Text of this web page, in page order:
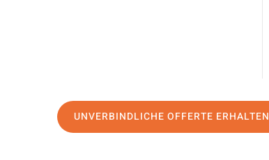
UNVERBINDLICHE OFFERTE ERHALTEN